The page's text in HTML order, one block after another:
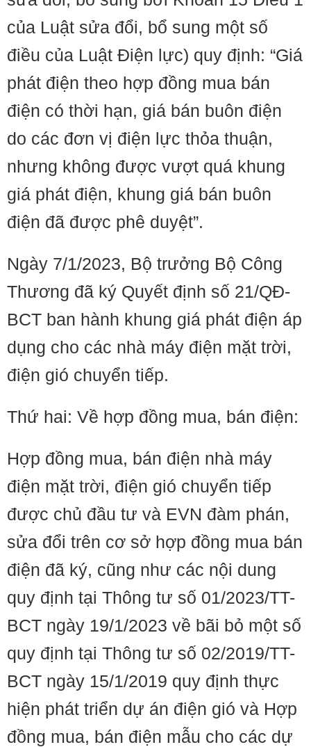
của Luật sửa đổi, bổ sung một số
điều của Luật Điện lực) quy định: “Giá
phát điện theo hợp đồng mua bán
điện có thời hạn, giá bán buôn điện
do các đơn vị điện lực thỏa thuận,
nhưng không được vượt quá khung
giá phát điện, khung giá bán buôn
điện đã được phê duyệt”.
Ngày 7/1/2023, Bộ trưởng Bộ Công
Thương đã ký Quyết định số 21/QĐ-
BCT ban hành khung giá phát điện áp
dụng cho các nhà máy điện mặt trời,
điện gió chuyển tiếp.
Thứ hai: Về hợp đồng mua, bán điện:
Hợp đồng mua, bán điện nhà máy
điện mặt trời, điện gió chuyển tiếp
được chủ đầu tư và EVN đàm phán,
sửa đổi trên cơ sở hợp đồng mua bán
điện đã ký, cũng như các nội dung
quy định tại Thông tư số 01/2023/TT-
BCT ngày 19/1/2023 về bãi bỏ một số
quy định tại Thông tư số 02/2019/TT-
BCT ngày 15/1/2019 quy định thực
hiện phát triển dự án điện gió và Hợp
đồng mua, bán điện mẫu cho các dự